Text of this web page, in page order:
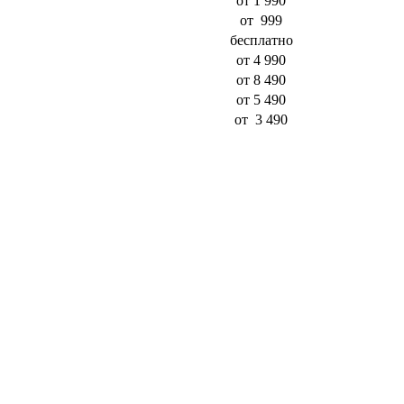
от 999
бесплатно
от 4 990
от 8 490
от 5 490
от 3 490